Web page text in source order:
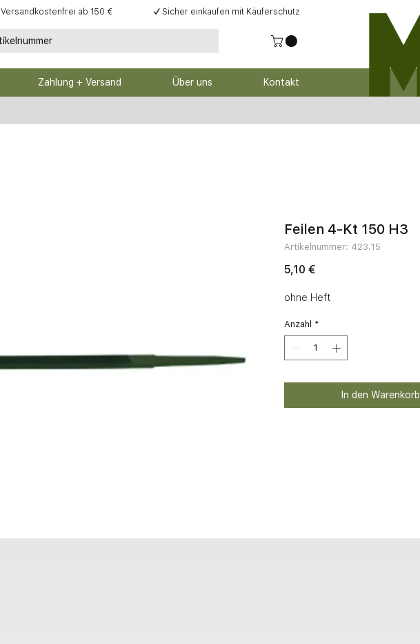
Zahlung + Versand Über uns Kontakt
Versandkostenfrei ab 150 € ✓ Sicher einkaufen mit Käuferschutz
Feilen 4-Kt 150 H3
Artikelnummer: 423.15
5,10 €Preis
ohne Heft
Anzahl *
In den Warenkorb